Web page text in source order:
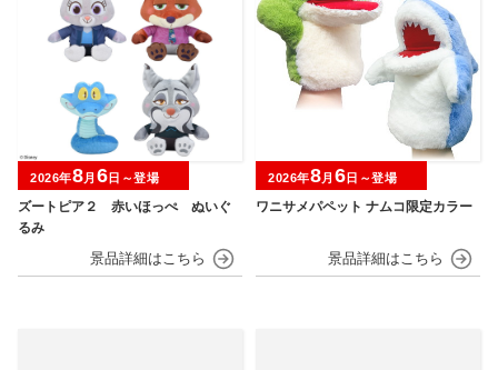
ズートピア２ 赤いほっぺ ぬいぐ
るみ
2026年8月 6 日～登場
ワニサメパペット ナムコ限定カラー
2026年8月 6 日～登場